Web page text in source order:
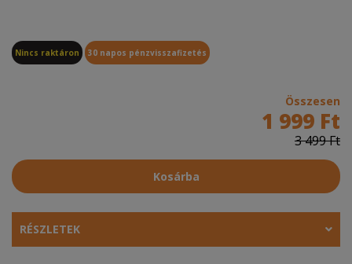
Nincs raktáron 30 napos pénzvisszafizetés
Összesen
1 999 Ft
3 499 Ft
Kosárba
RÉSZLETEK